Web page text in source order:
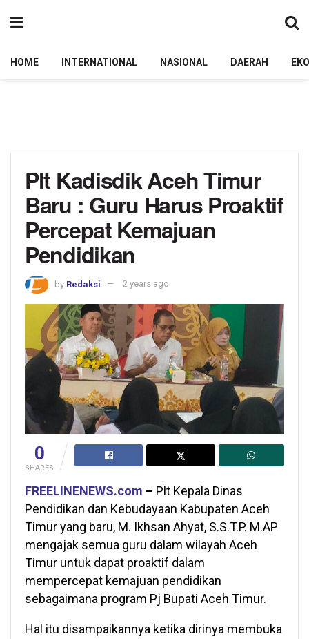
HOME INTERNATIONAL NASIONAL DAERAH
Plt Kadisdik Aceh Timur
Baru : Guru Harus Proaktif
Percepat Kemajuan
Pendidikan
by Redaksi 2 years ago
0
SHARES
FREELINENEWS.com – Plt Kepala Dinas
Pendidikan dan Kebudayaan Kabupaten Aceh
Timur yang baru, M. Ikhsan Ahyat, S.S.T.P. M.AP
mengajak semua guru dalam wilayah Aceh
Timur untuk dapat proaktif dalam
mempercepat kemajuan pendidikan
sebagaimana program Pj Bupati Aceh Timur.
Hal itu disampaikannya ketika dirinya membuka